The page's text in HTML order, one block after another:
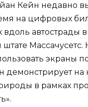
Кейн недавно
на цифровых
вдоль автострады в
Массачусетс.
экраны
демонстрирует на
в рамках